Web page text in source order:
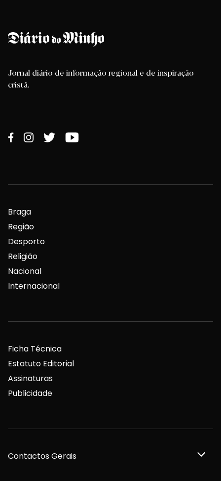
Jornal diário de informação regional e de inspiração
cristã.
Braga
Região
Desporto
Religião
Nacional
Internacional
Ficha Técnica
Estatuto Editorial
Assinaturas
Publicidade
Contactos Gerais